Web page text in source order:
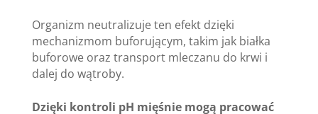
Organizm neutralizuje ten efekt dzięki
mechanizmom buforującym, takim jak białka
buforowe oraz transport mleczanu do krwi i
dalej do wątroby.
Dzięki kontroli pH mięśnie mogą pracować